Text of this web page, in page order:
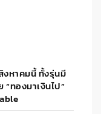
งหาคมนี้ ทั้งรุ่นมี
“ทองมาเงินไป”